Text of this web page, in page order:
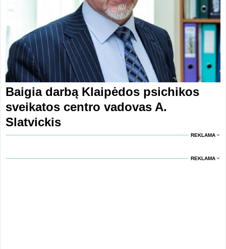
Baigia darbą Klaipėdos psichikos
sveikatos centro vadovas A.
Slatvickis
REKLAMA
REKLAMA